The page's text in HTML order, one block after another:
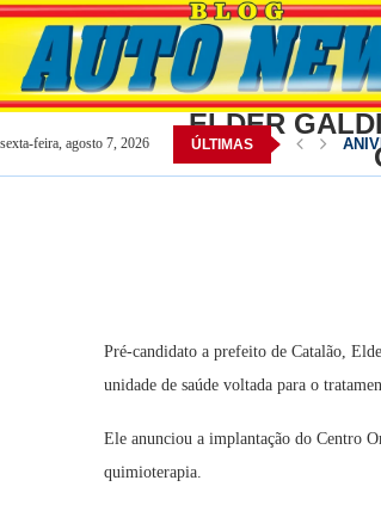
sexta-feira, agosto 7, 2026 ÚLTIMAS
Home Catalão ELDER
ELDER
Pré-candidato a prefeito de Catalão,
unidade de saúde voltada para o
Ele anunciou a implantação do Centro
quimioterapia.